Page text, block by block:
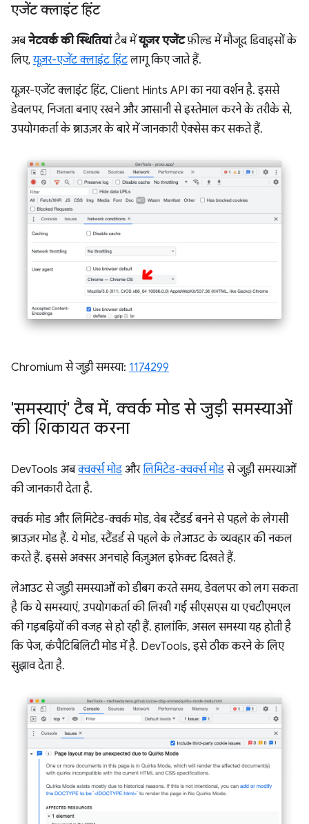
एजेंट क्लाइंट हिंट
अबनेटवर्क की स्थितियांटैब मेंयूज़र एजेंटफ़ील्ड में मौजूद डिवाइसों के
लिए,यूज़र-एजेंट क्लाइंट हिंटलागू किए जाते हैं.
यूज़र-एजेंट क्लाइंट हिंट, Client Hints API का नया वर्शन है. इससे
डेवलपर, निजता बनाए रखने और आसानी से इस्तेमाल करने के तरीके से,
उपयोगकर्ता के ब्राउज़र के बारे में जानकारी ऐक्सेस कर सकते हैं.
Chromium से जुड़ी समस्या: 1174299
'समस्याएं' टैब में, क्वर्क मोड से जुड़ी समस्याओं
की शिकायत करना
DevTools अबक्वर्क्स मोड औरलिमिटेड-क्वर्क्स मोडसे जुड़ी समस्याओं
की जानकारी देता है.
क्वर्क मोड और लिमिटेड-क्वर्क मोड, वेब स्टैंडर्ड बनने से पहले के लेगसी
ब्राउज़र मोड हैं. ये मोड, स्टैंडर्ड से पहले के लेआउट के व्यवहार की नकल
करते हैं. इससे अक्सर अनचाहे विज़ुअल इफ़ेक्ट दिखते हैं.
लेआउट से जुड़ी समस्याओं को डीबग करते समय, डेवलपर को लग सकता
है कि ये समस्याएं, उपयोगकर्ता की लिखी गई सीएसएस या एचटीएमएल
की गड़बड़ियों की वजह से हो रही हैं. हालांकि, असल समस्या यह होती है
कि पेज, कंपैटिबिलिटी मोड में है. DevTools, इसे ठीक करने के लिए
सुझाव देता है.